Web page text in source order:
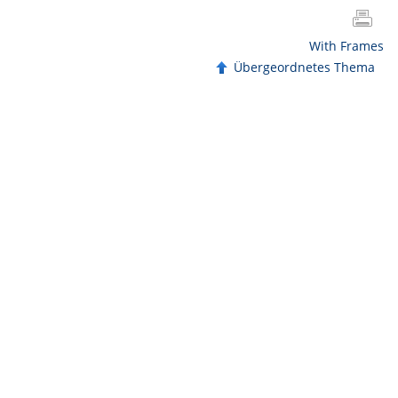
With Frames
Übergeordnetes Thema